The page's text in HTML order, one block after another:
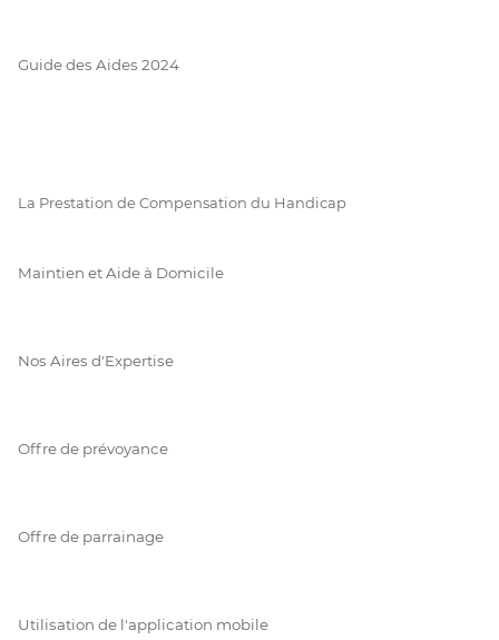
Guide des Aides 2024
La Prestation de Compensation du Handicap
Maintien et Aide à Domicile
Nos Aires d'Expertise
Offre de prévoyance
Offre de parrainage
Utilisation de l'application mobile